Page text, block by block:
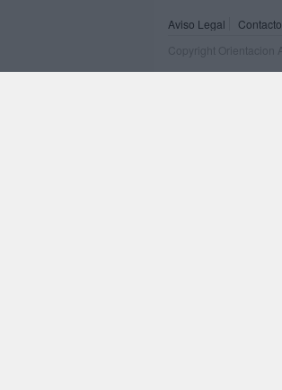
Aviso Legal Contacto